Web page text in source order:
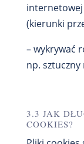
internetowej
(kierunki
– wykrywać
np.
3.3 JAK
COOKIES?